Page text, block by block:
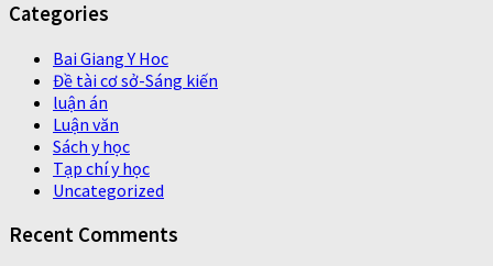
Categories
Bai Giang Y Hoc
Đề tài cơ sở-Sáng kiến
luận án
Luận văn
Sách y học
Tạp chí y học
Uncategorized
Recent Comments